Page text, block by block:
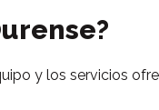
y los servicios